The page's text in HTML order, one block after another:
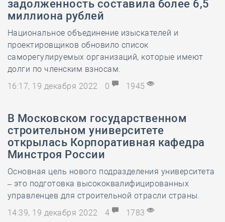
задолженность составила более 6,5
миллиона рублей
Национальное объединение изыскателей и
проектировщиков обновило список
саморегулируемых организаций, которые имеют
долги по членским взносам.
16:17, 19 декабря 2022
0 1945
В Московском государственном
строительном университете
открылась Корпоративная кафедра
Минстроя России
Основная цель нового подразделения университета
– это подготовка высококвалифицированных
управленцев для строительной отрасли страны.
14:39, 19 декабря 2022
4 1783